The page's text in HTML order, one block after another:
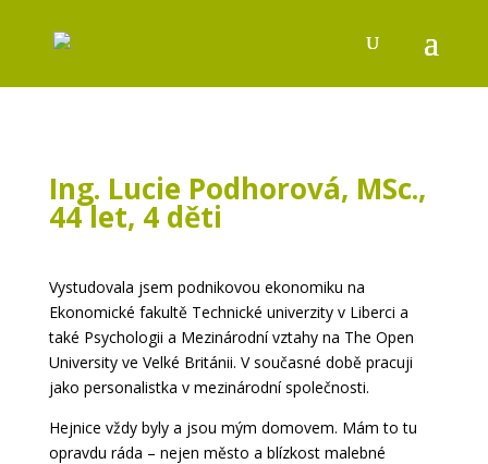
Ing. Lucie Podhorová, MSc.,
44 let, 4 děti
Vystudovala jsem podnikovou ekonomiku na
Ekonomické fakultě Technické univerzity v Liberci a
také Psychologii a Mezinárodní vztahy na The Open
University ve Velké Británii. V současné době pracuji
jako personalistka v mezinárodní společnosti.
Hejnice vždy byly a jsou mým domovem. Mám to tu
opravdu ráda – nejen město a blízkost malebné